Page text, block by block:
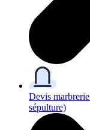
Devis marbrerie
sépulture)